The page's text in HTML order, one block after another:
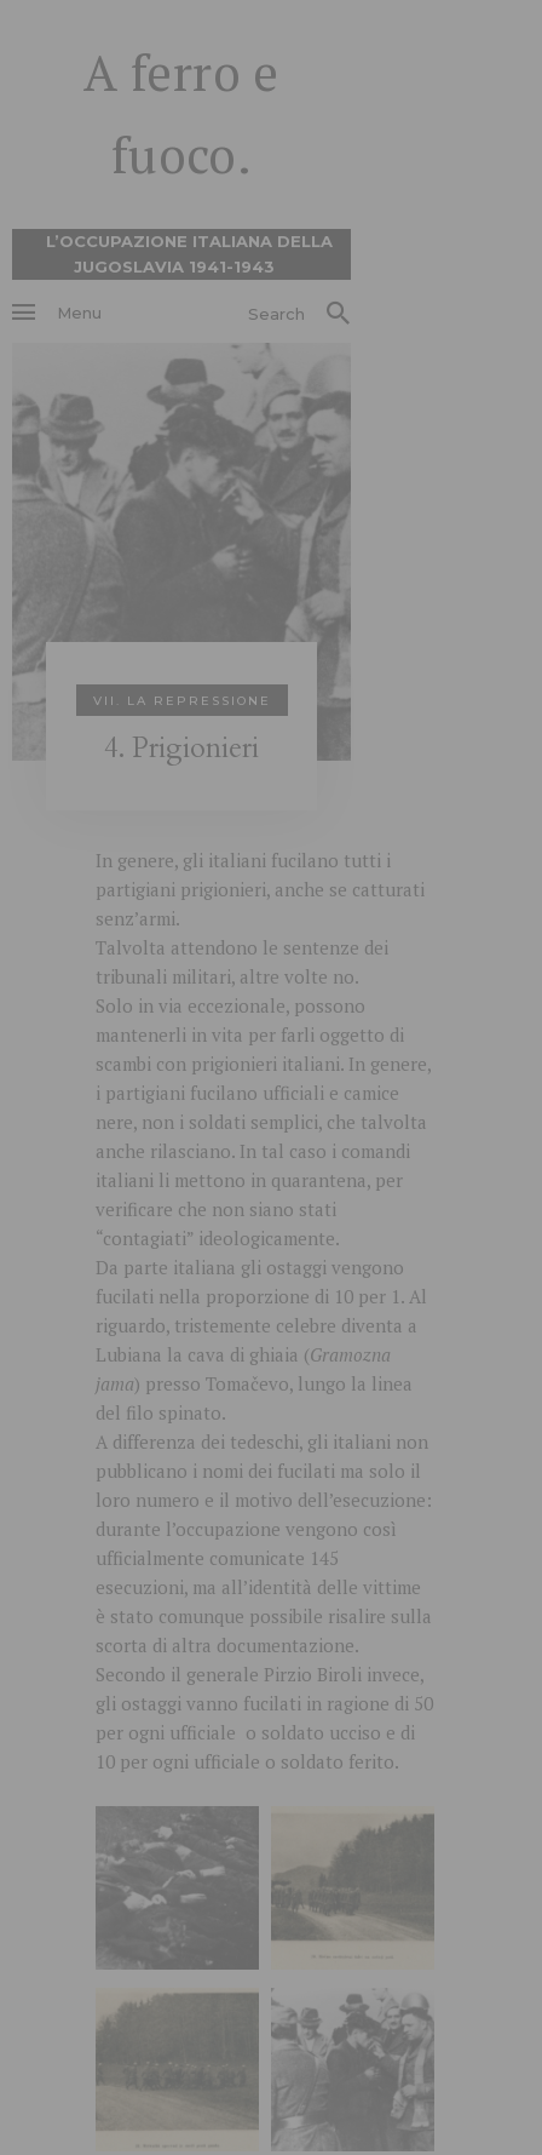
A ferro e
fuoco.
L’OCCUPAZIONE ITALIANA DELLA
JUGOSLAVIA 1941-1943
Menu Search
VII. LA REPRESSIONE
4. Prigionieri
In genere, gli italiani fucilano tutti i
partigiani prigionieri, anche se catturati
senz’armi.
Talvolta attendono le sentenze dei
tribunali militari, altre volte no.
Solo in via eccezionale, possono
mantenerli in vita per farli oggetto di
scambi con prigionieri italiani. In genere,
i partigiani fucilano ufficiali e camice
nere, non i soldati semplici, che talvolta
anche rilasciano. In tal caso i comandi
italiani li mettono in quarantena, per
verificare che non siano stati
“contagiati” ideologicamente.
Da parte italiana gli ostaggi vengono
fucilati nella proporzione di 10 per 1. Al
riguardo, tristemente celebre diventa a
Lubiana la cava di ghiaia (Gramozna
jama) presso Tomačevo, lungo la linea
del filo spinato.
A differenza dei tedeschi, gli italiani non
pubblicano i nomi dei fucilati ma solo il
loro numero e il motivo dell’esecuzione:
durante l’occupazione vengono così
ufficialmente comunicate 145
esecuzioni, ma all’identità delle vittime
è stato comunque possibile risalire sulla
scorta di altra documentazione.
Secondo il generale Pirzio Biroli invece,
gli ostaggi vanno fucilati in ragione di 50
per ogni ufficiale o soldato ucciso e di
10 per ogni ufficiale o soldato ferito.